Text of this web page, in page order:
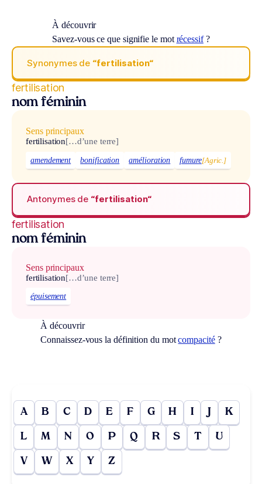
À découvrir
Savez-vous ce que signifie le mot récessif?
Synonymes de “fertilisation“
fertilisation
nom féminin
Sens principaux
fertilisation[…d’une terre]
amendement bonification amélioration fumure[Agric.]
Antonymes de “fertilisation“
fertilisation
nom féminin
Sens principaux
fertilisation[…d’une terre]
épuisement
À découvrir
Connaissez-vous la définition du motcompacité?
A B C D E F G H I J K
L M N O P Q R S T U
V W X Y Z